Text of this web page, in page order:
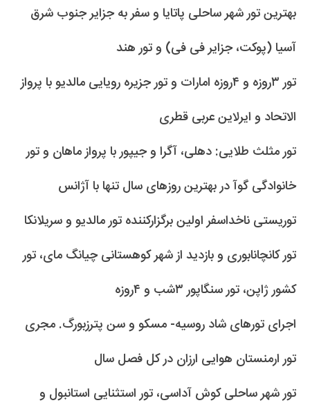
بهترین تور شهر ساحلی پاتایا و سفر به جزایر جنوب شرق
آسیا (پوکت، جزایر فی فی) و تور هند
تور ۳روزه و ۴روزه امارات و تور جزیره رویایی مالدیو با پرواز
الاتحاد و ایرلاین عربی قطری
تور مثلث طلایی: دهلی، آگرا و جیپور با پرواز ماهان و تور
خانوادگی گوآ در بهترین روزهای سال تنها با آژانس
توریستی ناخداسفر اولین برگزارکننده تور مالدیو و سریلانکا
تور کانچانابوری و بازدید از شهر کوهستانی چیانگ مای، تور
کشور ژاپن، تور سنگاپور ۳شب و ۴روزه
اجرای تورهای شاد روسیه- مسکو و سن پترزبورگ. مجری
تور ارمنستان هوایی ارزان در کل فصل سال
تور شهر ساحلی کوش آداسی، تور استثنایی استانبول و